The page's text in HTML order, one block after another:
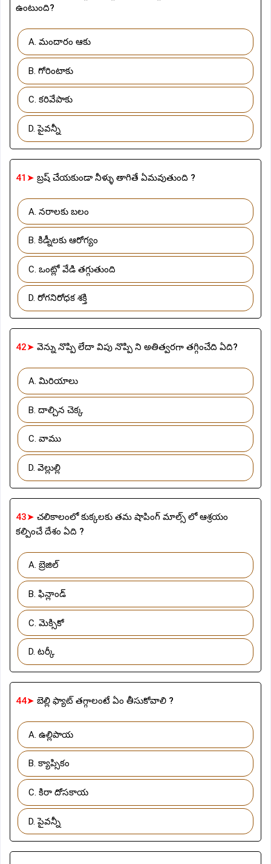
ఉంటుంది?
A. మందారం ఆకు
B. గోరింటాకు
C. కరివేపాకు
D. పైవన్నీ
41➤ బ్రష్ చేయకుండా నీళ్ళు తాగితే ఏమవుతుంది ?
A. నరాలకు బలం
B. కిడ్నీలకు ఆరోగ్యం
C. ఒంట్లో వేడి తగ్గుతుంది
D. రోగనిరోధక శక్తి
42➤ వెన్ను నొప్పి లేదా విపు నొప్పి ని అతిత్వరగా తగ్గించేది ఏది?
A. మిరియాలు
B. దాల్చిన చెక్క
C. వాము
D. వెల్లుల్లి
43➤ చలికాలంలో కుక్కలకు తమ షాపింగ్ మాల్స్ లో ఆశ్రయం
కల్పించే దేశం ఏది ?
A. బ్రెజిల్
B. ఫిన్లాండ్
C. మెక్సికో
D. టర్కీ
44➤ బెల్లి ఫ్యాట్ తగ్గాలంటే ఏం తీసుకోవాలి ?
A. ఉల్లిపాయ
B. క్యాప్సికం
C. కిరా దోసకాయ
D. పైవన్నీ